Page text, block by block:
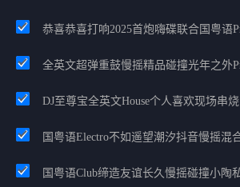
DJ至尊宝全英文House个人喜欢现场串烧